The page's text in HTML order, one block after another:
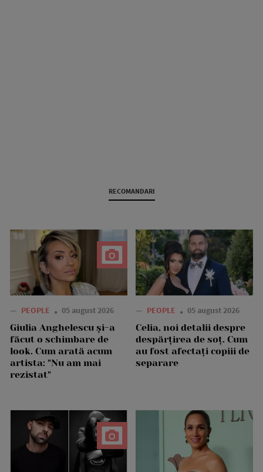
RECOMANDARI
— PEOPLE 05 august 2026
Giulia Anghelescu și-a
făcut o schimbare de
look. Cum arată acum
artista: "Nu am mai
rezistat"
— PEOPLE 05 august 2026
Celia, noi detalii despre
despărțirea de soț. Cum
au fost afectați copiii de
separare